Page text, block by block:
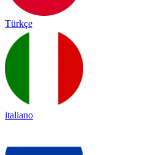
Türkçe
italiano